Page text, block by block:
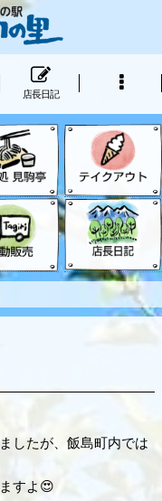
店長日記
したが、飯島町内では
すよ😍